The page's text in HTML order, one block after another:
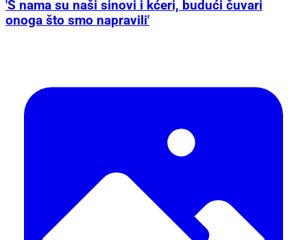
'S nama su naši sinovi i kćeri, budući čuvari
onoga što smo napravili'